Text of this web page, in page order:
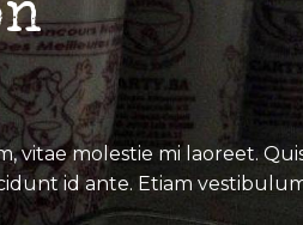
molestie mi laoreet.
id ante. Etiam